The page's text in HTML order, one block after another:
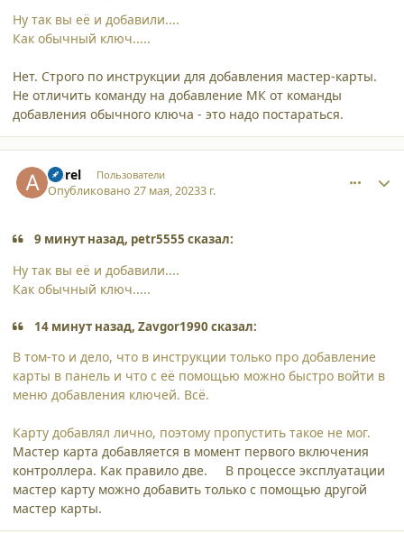
Ну так вы её и добавили....
Как обычный ключ.....
Нет. Строго по инструкции для добавления мастер-карты.
Не отличить команду на добавление МК от команды
добавления обычного ключа - это надо постараться.
Aprel Пользователи
Опубликовано27 мая, 20233 г.
9 минут назад, petr5555 сказал:
Ну так вы её и добавили....
Как обычный ключ.....
14 минут назад, Zavgor1990 сказал:
В том-то и дело, что в инструкции только про добавление
карты в панель и что с её помощью можно быстро войти в
меню добавления ключей. Всё.
Карту добавлял лично, поэтому пропустить такое не мог.
Мастер карта добавляется в момент первого включения
контроллера. Как правило две. В процессе эксплуатации
мастер карту можно добавить только с помощью другой
мастер карты.